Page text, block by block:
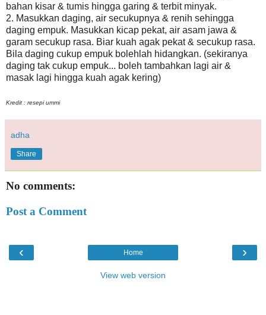
bahan kisar & tumis hingga garing & terbit minyak.
2. Masukkan daging, air secukupnya & renih sehingga
daging empuk. Masukkan kicap pekat, air asam jawa &
garam secukup rasa. Biar kuah agak pekat & secukup rasa.
Bila daging cukup empuk bolehlah hidangkan. (sekiranya
daging tak cukup empuk... boleh tambahkan lagi air &
masak lagi hingga kuah agak kering)
Kredit : resepi ummi
adha
Share
No comments:
Post a Comment
‹ ›
Home
View web version